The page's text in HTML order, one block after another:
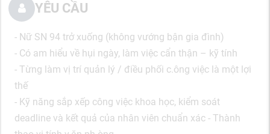
YÊU CẦU
- Nữ SN 94 trở xuống (không vướng bận gia đình)
- Có am hiểu về hụi ngày, làm việc cẩn thận – kỹ tính
- Từng làm vị trí quản lý / điều phối c.ông việc là một lợi
thế
- Kỹ năng sắp xếp công việc khoa học, kiểm soát
deadline và kết quả của nhân viên chuẩn xác - Thành